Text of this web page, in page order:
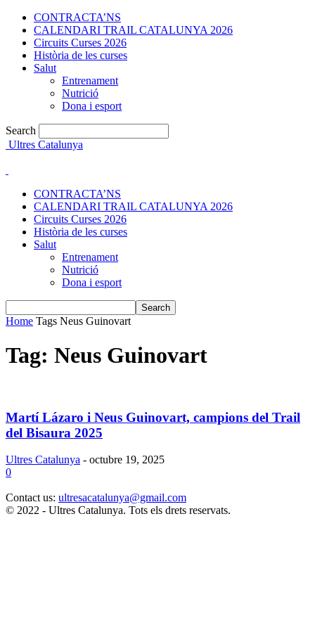
CONTRACTA’NS
CALENDARI TRAIL CATALUNYA 2026
Circuits Curses 2026
Història de les curses
Salut
Entrenament
Nutrició
Dona i esport
Search
Ultres Catalunya
CONTRACTA’NS
CALENDARI TRAIL CATALUNYA 2026
Circuits Curses 2026
Història de les curses
Salut
Entrenament
Nutrició
Dona i esport
Home Tags Neus Guinovart
Tag: Neus Guinovart
Martí Lázaro i Neus Guinovart, campions del Trail
del Bisaura 2025
Ultres Catalunya - octubre 19, 2025
0
Contact us: ultresacatalunya@gmail.com
© 2022 - Ultres Catalunya. Tots els drets reservats.